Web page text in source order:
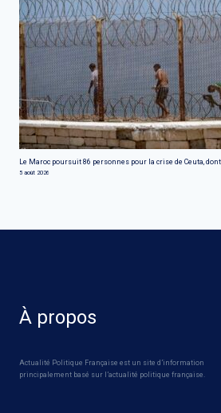
Le Maroc poursuit 86 personnes pour la crise de Ceuta,
5 août 2026
À propos
Actualité Politique Française est un site d’information
principalement basé sur l’actualité politique française.